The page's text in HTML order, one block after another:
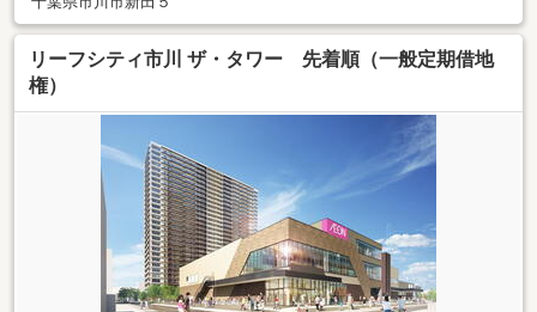
リーフシティ市川 ザ・タワー 先着順（一般定期借地
権）